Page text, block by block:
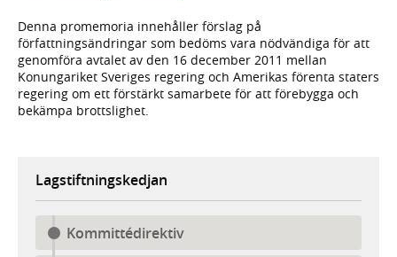
Denna promemoria innehåller förslag på
författningsändringar som bedöms vara nödvändiga för att
genomföra avtalet av den 16 december 2011 mellan
Konungariket Sveriges regering och Amerikas förenta staters
regering om ett förstärkt samarbete för att förebygga och
bekämpa brottslighet.
Lagstiftningskedjan
Kommittédirektiv